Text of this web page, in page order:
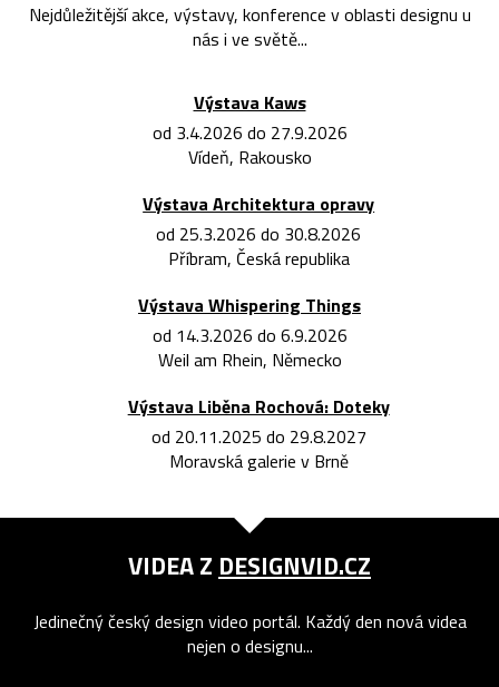
Nejdůležitější akce, výstavy, konference v oblasti designu u
nás i ve světě...
Výstava Kaws
od 3.4.2026 do 27.9.2026
Vídeň, Rakousko
Výstava Architektura opravy
od 25.3.2026 do 30.8.2026
Příbram, Česká republika
Výstava Whispering Things
od 14.3.2026 do 6.9.2026
Weil am Rhein, Německo
Výstava Liběna Rochová: Doteky
od 20.11.2025 do 29.8.2027
Moravská galerie v Brně
VIDEA Z DESIGNVID.CZ
Jedinečný český design video portál. Každý den nová videa
nejen o designu...